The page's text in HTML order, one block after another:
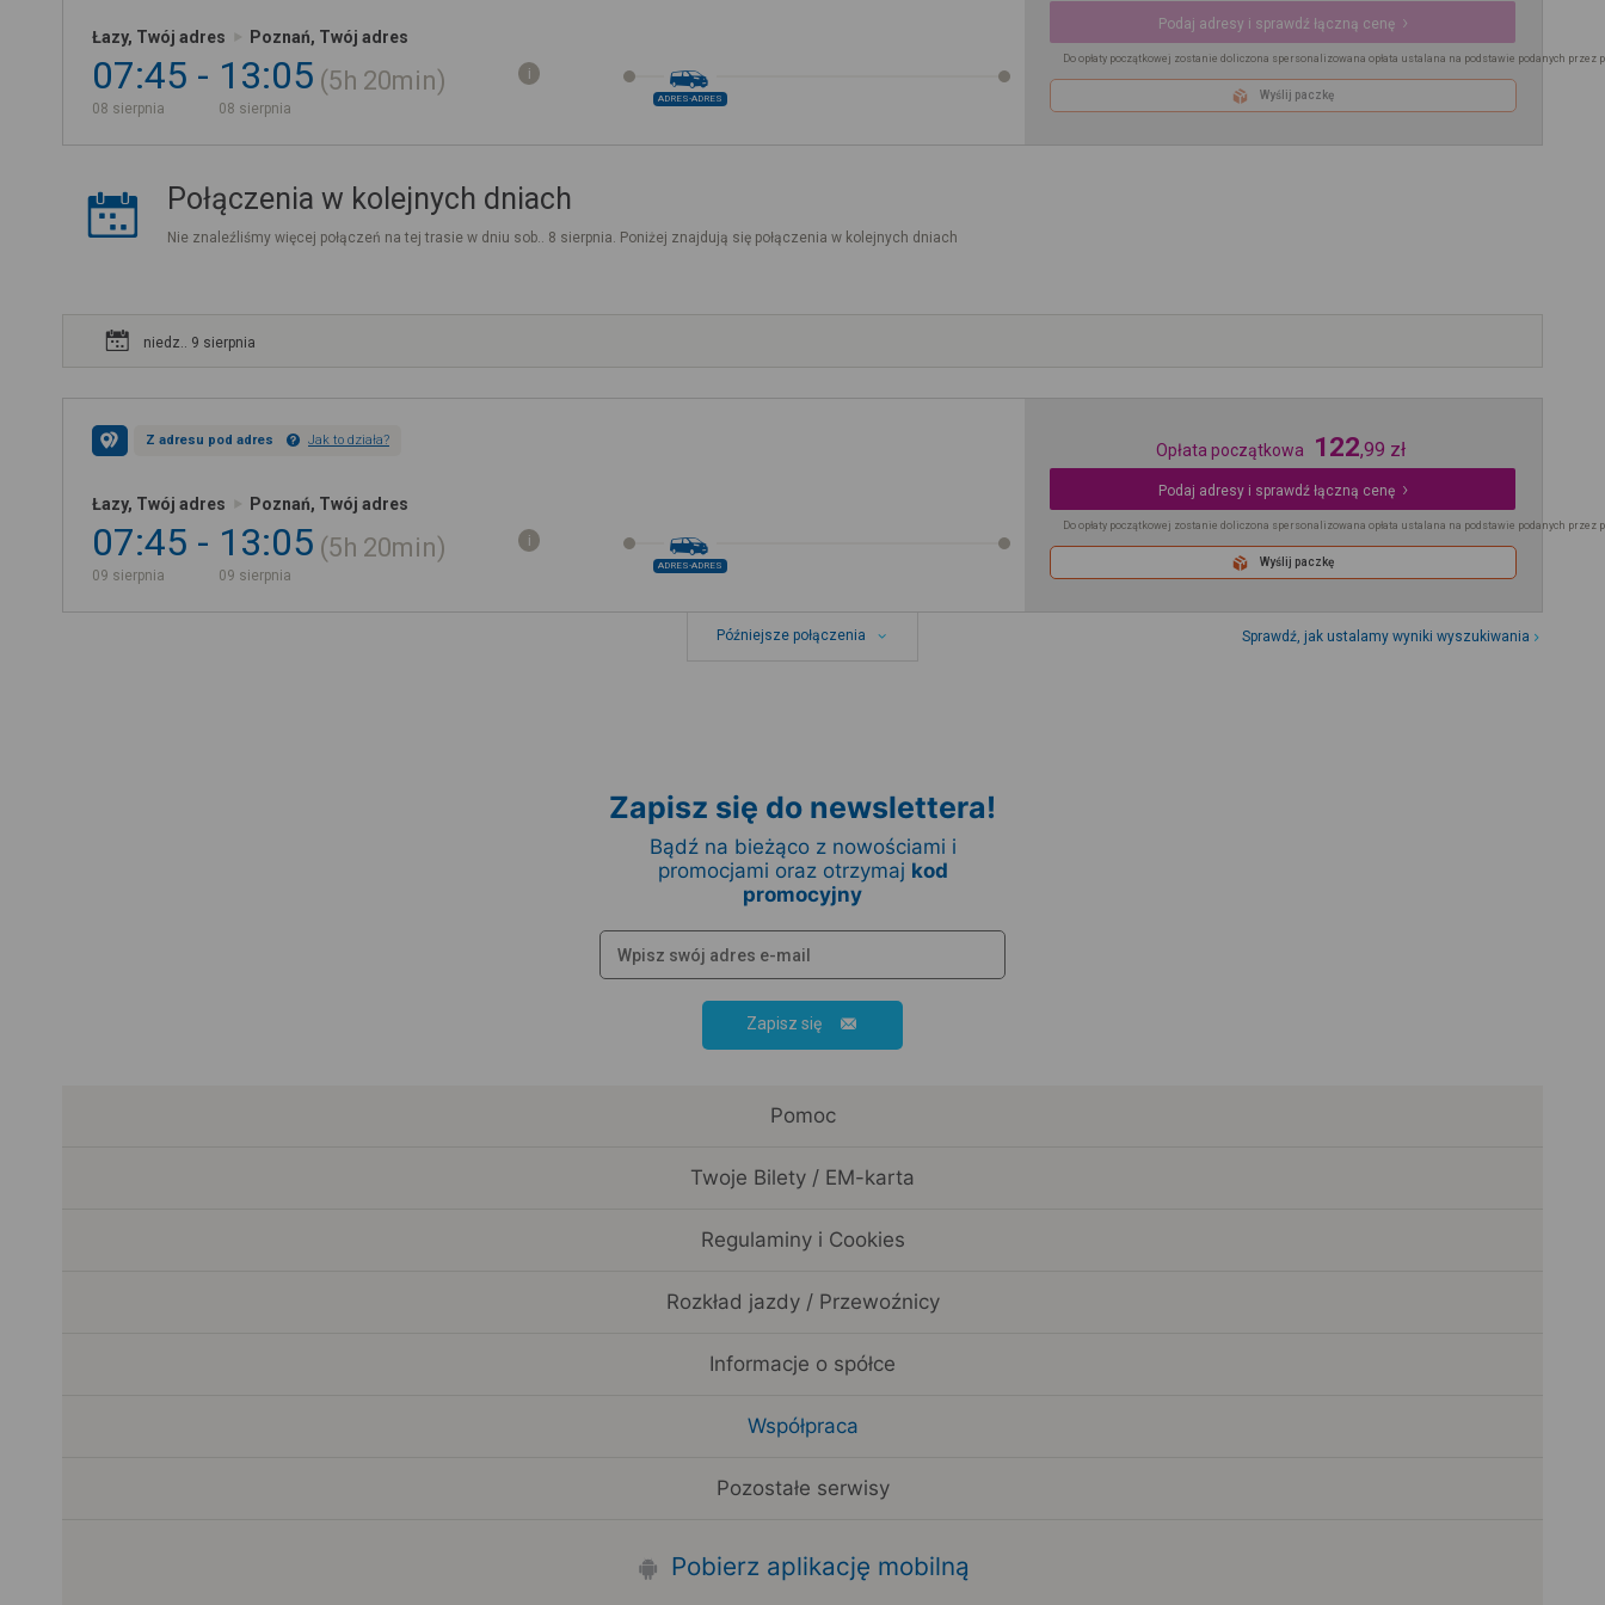
Łazy, Twój adres Poznań, Twój adres
07:45
08 sierpnia
13:05
08 sierpnia
5h 20min
ADRES-ADRES
Podaj adresy i sprawdź łączną cenę
Do opłaty początkowej zostanie doliczona spersonalizowana opłata ustalana na podstawie podanych przez
Wyślij paczkę
Połączenia w kolejnych dniach
Nie znaleźliśmy więcej połączeń na tej trasie w dniu sob.. 8 sierpnia. Poniżej znajdują się połączenia w kolejnych dniach
niedz.. 9 sierpnia
Z adresu pod adres Jak to działa?
Łazy, Twój adres Poznań, Twój adres
07:45
09 sierpnia
13:05
09 sierpnia
5h 20min
ADRES-ADRES
Opłata początkowa 122,99 zł
Podaj adresy i sprawdź łączną cenę
Do opłaty początkowej zostanie doliczona spersonalizowana opłata ustalana na podstawie podanych przez
Wyślij paczkę
Późniejsze połączenia Sprawdź, jak ustalamy wyniki wyszukiwania
Zapisz się do newslettera!
Bądź na bieżąco z nowościami i
promocjami oraz otrzymaj kod
promocyjny
Zapisz się
Pomoc
Twoje Bilety / EM-karta
Regulaminy i Cookies
Rozkład jazdy / Przewoźnicy
Informacje o spółce
Współpraca
Pozostałe serwisy
Pobierz aplikację mobilną